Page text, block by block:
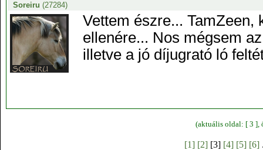
Soreiru (27284)
Vettem észre... TamZeen,
ellenére... Nos mégsem
illetve a jó díjugrató ló
(aktuális oldal: [ 3 ],
[1] [2] [3] [4] [5] [6]